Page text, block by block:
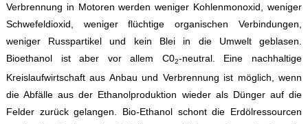
Verbrennung in Motoren werden weniger Kohlenmonoxid, weniger
Schwefeldioxid, weniger flüchtige organischen Verbindungen,
weniger Russpartikel und kein Blei in die Umwelt geblasen.
Bioethanol ist aber vor allem C02-neutral. Eine nachhaltige
Kreislaufwirtschaft aus Anbau und Verbrennung ist möglich, wenn
die Abfälle aus der Ethanolproduktion wieder als Dünger auf die
Felder zurück gelangen. Bio-Ethanol schont die Erdölressourcen